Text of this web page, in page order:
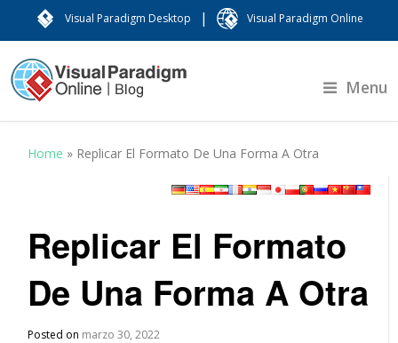
Visual Paradigm Desktop | Visual Paradigm Online
Menu
Home » Replicar El Formato De Una Forma A Otra
Replicar El Formato
De Una Forma A Otra
Posted on marzo 30, 2022